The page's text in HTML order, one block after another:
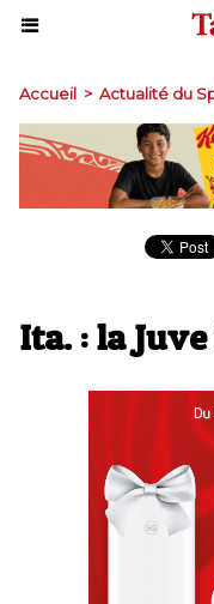
Accueil > Actualité du
Ita. : la